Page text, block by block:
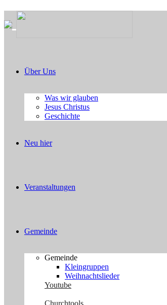
Über Uns
Was wir glauben
Jesus Christus
Geschichte
Neu hier
Veranstaltungen
Gemeinde
Gemeinde
Kleingruppen
Weihnachtslieder
Youtube
Churchtools